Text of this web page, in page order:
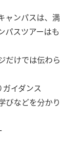
ャンパスは、
パスツアーは
だけでは伝わ
イダンス
などを分か